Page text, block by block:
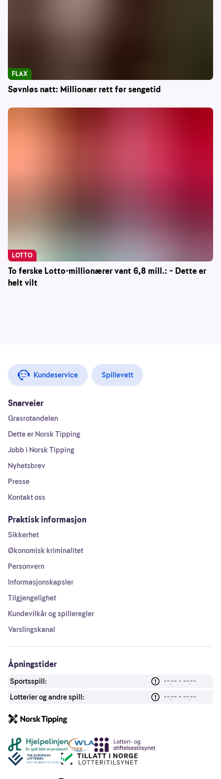
Søvnløs natt: Millionær rett før sengetid
FLAX
To ferske Lotto-millionærer vant 6,8 mill.: – Dette er
helt vilt
LOTTO
Kundeservice Spillevett
Snarveier
Grasrotandelen
Dette er Norsk Tipping
Jobb i Norsk Tipping
Nyhetsbrev
Presse
Kontakt oss
Praktisk informasjon
Sikkerhet
Økonomisk kriminalitet
Personvern
Informasjonskapsler
Tilgjengelighet
Kundevilkår og spilleregler
Varslingskanal
Åpningstider
Sportsspill:
--:-- - --:--
Lotterier og andre spill:
--:-- - --:--
Andre lenker